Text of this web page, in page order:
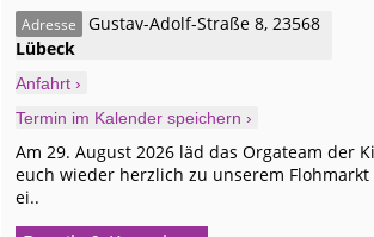
Adresse Gustav-Adolf-Straße 8,23568
Lübeck
Anfahrt ›
Termin im Kalender speichern ›
Am 29. August 2026 läd das Orgateam der
euch wieder herzlich zu unserem
ei..